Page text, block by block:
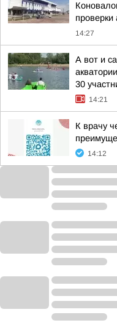
проверки
14:27
А вот и
30
14:21
К врачу
14:12